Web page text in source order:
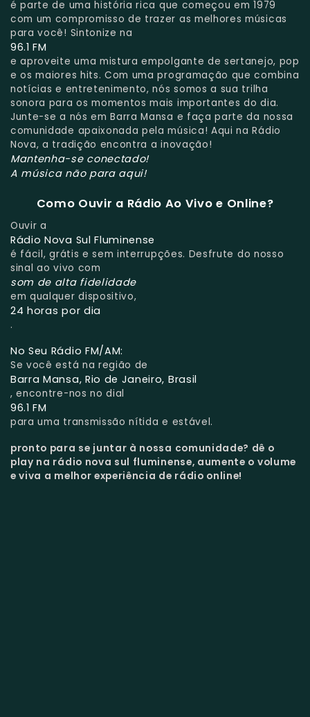
é parte de uma história rica que começou em 1979
com um compromisso de trazer as melhores músicas
para você! Sintonize na
96.1 FM
e aproveite uma mistura empolgante de sertanejo, pop
e os maiores hits. Com uma programação que combina
notícias e entretenimento, nós somos a sua trilha
sonora para os momentos mais importantes do dia.
Junte-se a nós em Barra Mansa e faça parte da nossa
comunidade apaixonada pela música! Aqui na Rádio
Nova, a tradição encontra a inovação!
Mantenha-se conectado!
A música não para aqui!
Como Ouvir a Rádio Ao Vivo e Online?
Ouvir a
Rádio Nova Sul Fluminense
é fácil, grátis e sem interrupções. Desfrute do nosso
sinal ao vivo com
som de alta fidelidade
em qualquer dispositivo,
24 horas por dia
.
No Seu Rádio FM/AM:
Se você está na região de
Barra Mansa, Rio de Janeiro, Brasil
, encontre-nos no dial
96.1 FM
para uma transmissão nítida e estável.
pronto para se juntar à nossa comunidade? dê o
play na rádio nova sul fluminense, aumente o volume
e viva a melhor experiência de rádio online!